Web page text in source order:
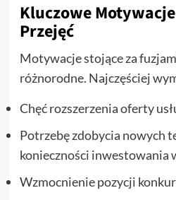
Kluczowe
Przejęć
Motywacje stojące za
różnorodne. Najczęściej
Chęć rozszerzenia oferty
Potrzebę zdobycia nowych
konieczności inwestowania
Wzmocnienie pozycji